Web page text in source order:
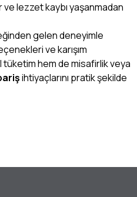
ve lezzet kaybı yaşanmadan
gelen deneyimle
ve karışım
hem de misafirlik veya
ihtiyaçlarını pratik şekilde